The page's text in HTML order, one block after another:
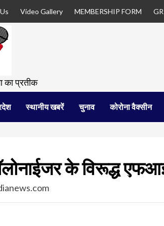
Video Gallery MEMBERSHIP FORM
का प्रतीक
स्थानीय खबरें चुनाव कोरोना वैक्सीन
के विरूद्ध